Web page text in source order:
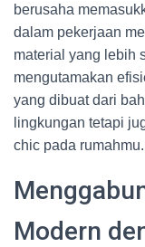
berusaha
dalam pekerjaan
material yang lebih
mengutamakan
yang dibuat dari
lingkungan tetapi
chic pada rumahmu.
Modern